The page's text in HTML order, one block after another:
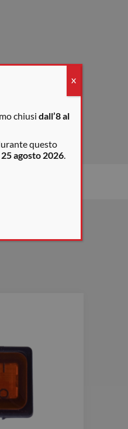
chiusidall’8 al
questo
agosto 2026.
X